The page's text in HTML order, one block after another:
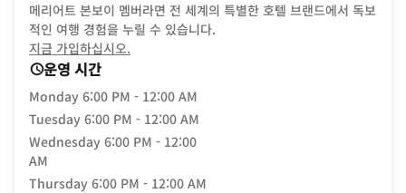
메리어트 본보이 멤버라면 전 세계의 특별한 호텔 브랜드에서 독보
적인 여행 경험을 누릴 수 있습니다.
지금 가입하십시오.
운영 시간
Monday 6:00 PM - 12:00 AM
Tuesday 6:00 PM - 12:00 AM
Wednesday 6:00 PM - 12:00
AM
Thursday 6:00 PM - 12:00 AM